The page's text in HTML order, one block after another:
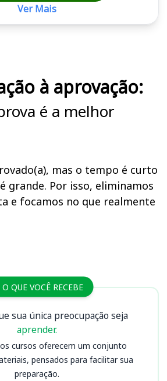
Ver Mais
à aprovação:
é a melhor
mas o tempo é curto
grande. Por isso, eliminamos
e focamos no que realmente
O QUE VOCÊ RECEBE
sua única preocupação seja
aprender.
cursos oferecem um conjunto
pensados para facilitar sua
preparação.